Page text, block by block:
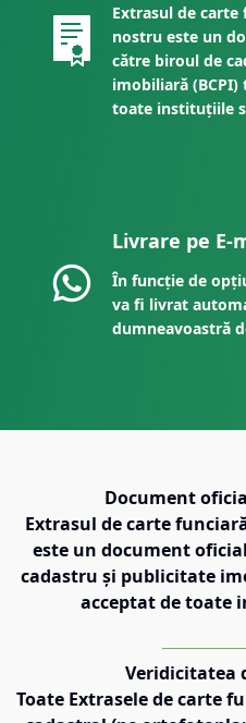
Extrasul de
nostru este un
către biroul de
imobiliară
toate instituțiile
Livrare pe E-
În funcție de
va fi livrat
dumneavoastră
Document
Extrasul de carte
este un document
cadastru și publicitate
acceptat de
Veridicitatea
Toate Extrasele de carte